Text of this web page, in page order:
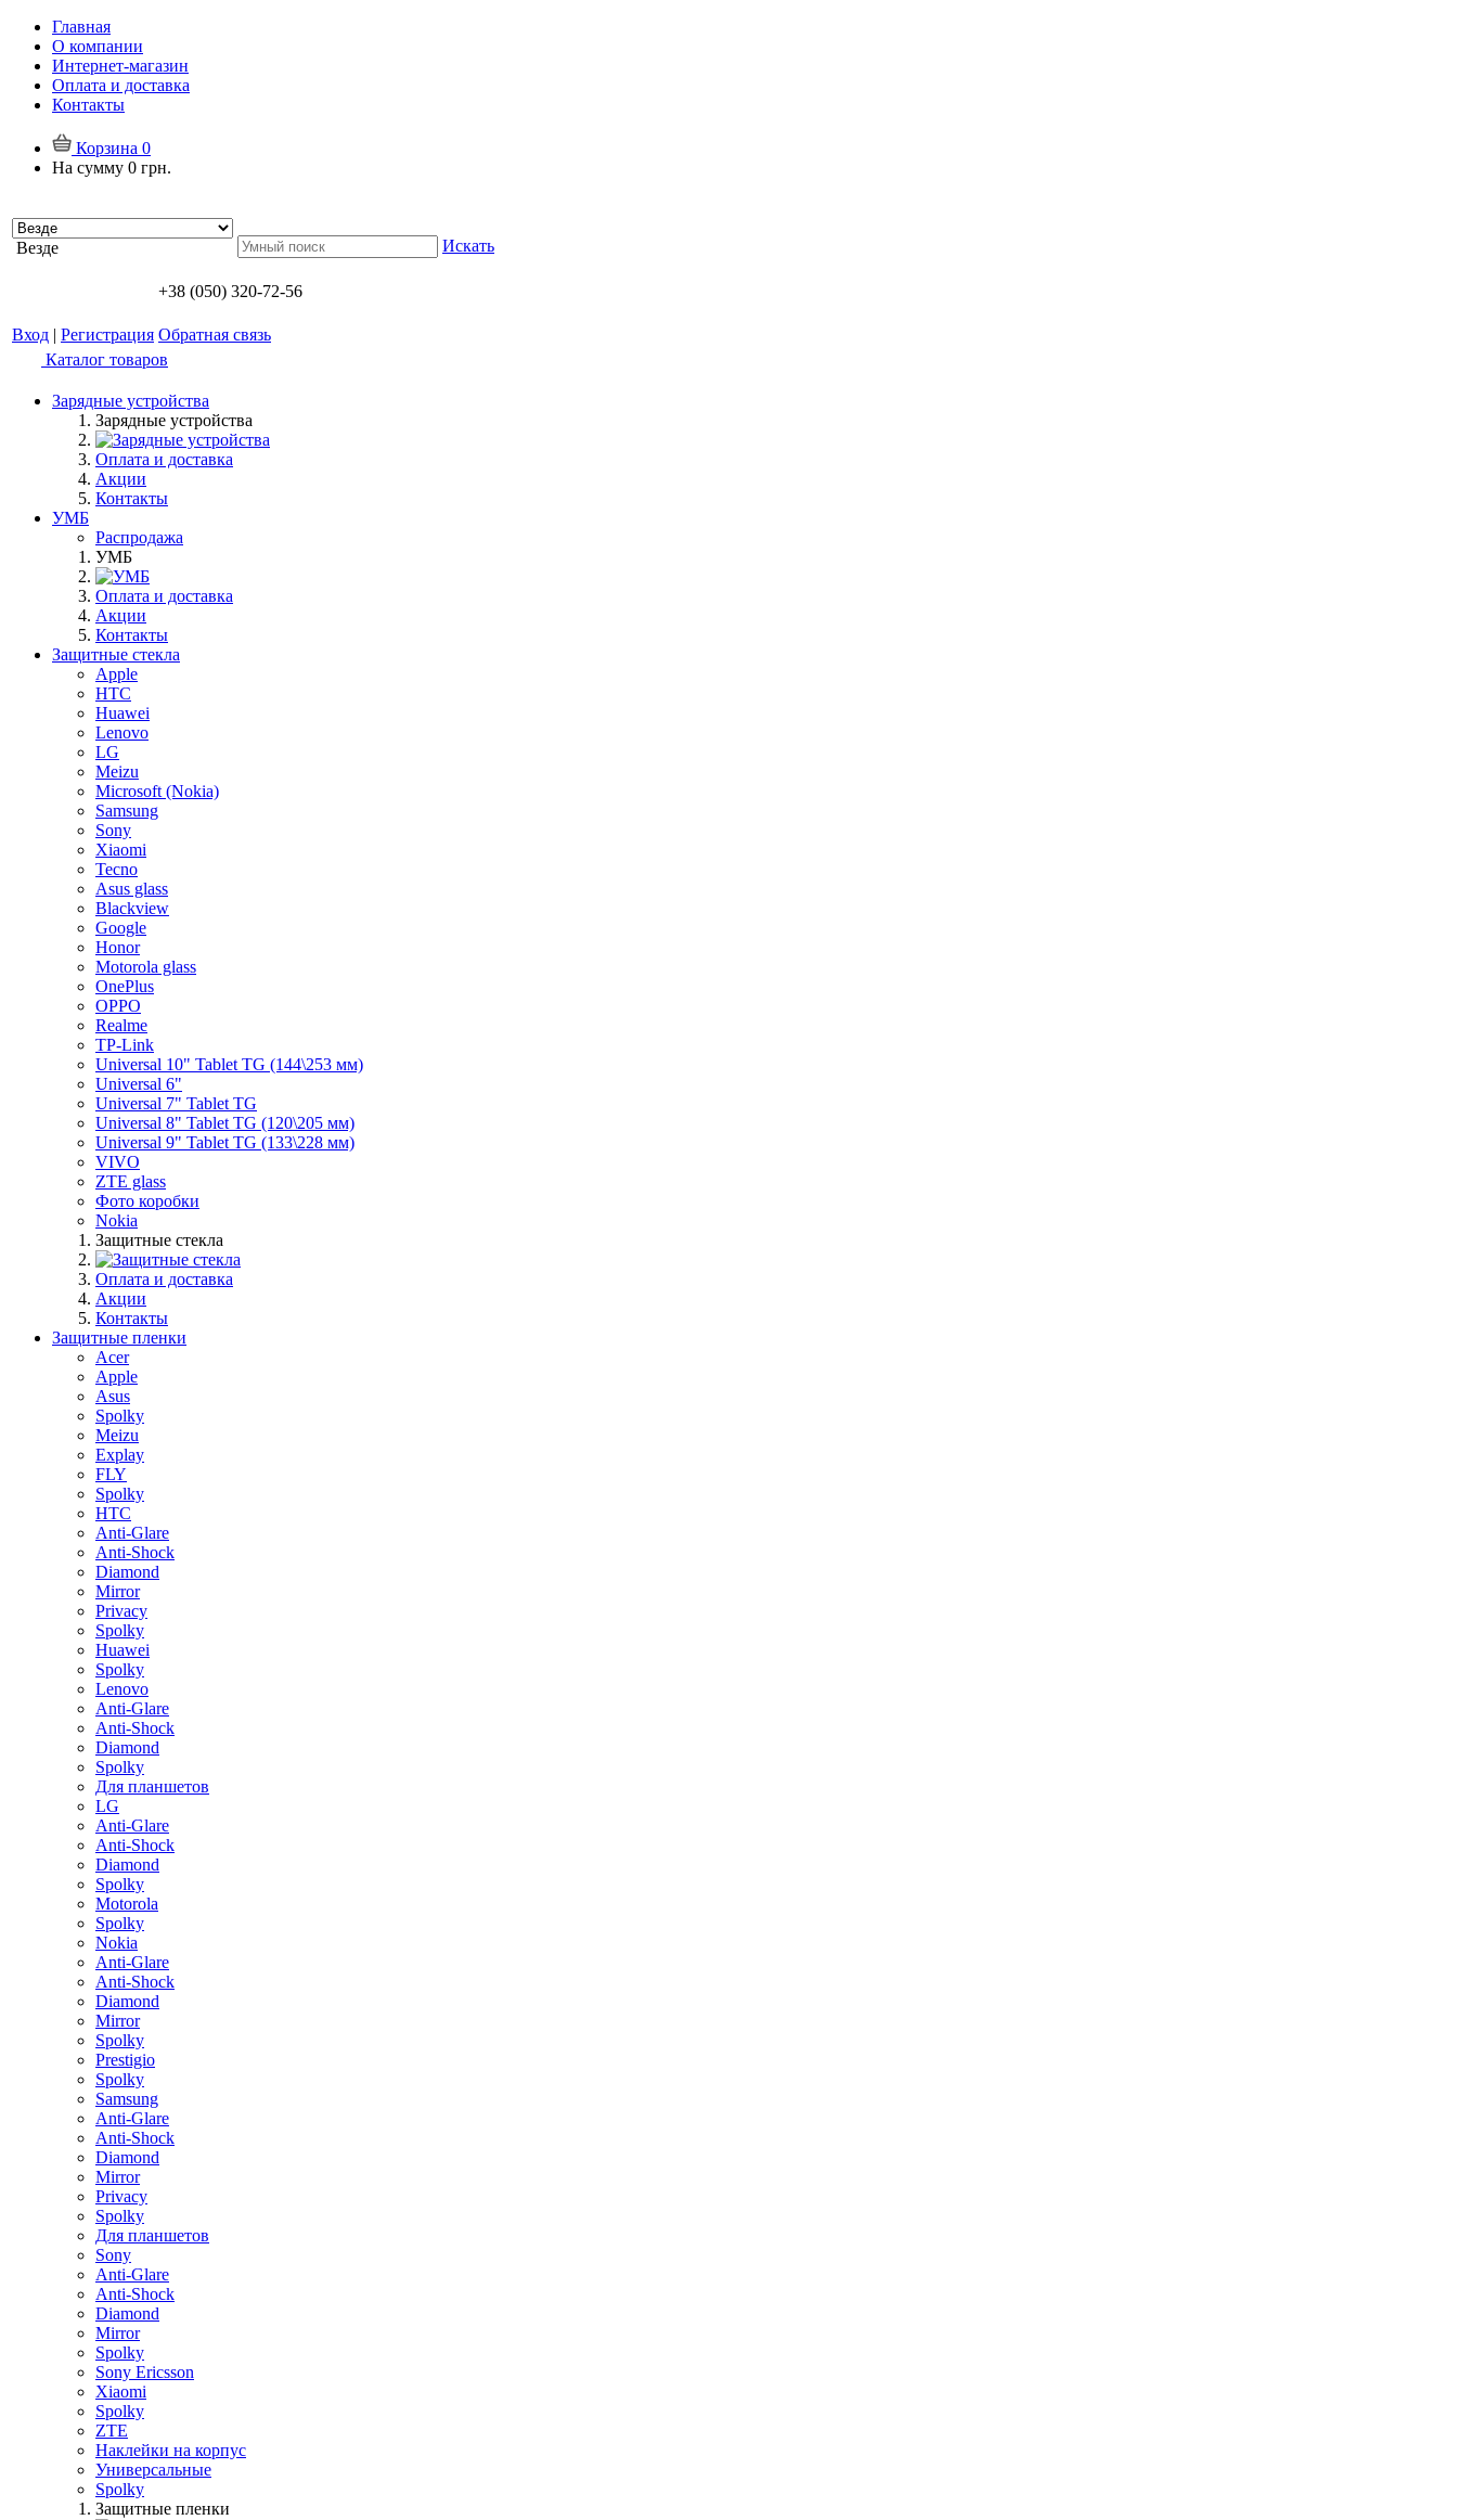
Главная
О компании
Интернет-магазин
Оплата и доставка
Контакты
Корзина 0
На сумму 0 грн.
Везде Искать
+38 (050) 320-72-56
Вход | Регистрация Обратная связь
Каталог товаров
Зарядные устройства
Зарядные устройства
Оплата и доставка
Акции
Контакты
УМБ
Распродажа
УМБ
Оплата и доставка
Акции
Контакты
Защитные стекла
Apple
HTC
Huawei
Lenovo
LG
Meizu
Microsoft (Nokia)
Samsung
Sony
Xiaomi
Tecno
Asus glass
Blackview
Google
Honor
Motorola glass
OnePlus
OPPO
Realme
TP-Link
Universal 10" Tablet TG (144\253 мм)
Universal 6"
Universal 7" Tablet TG
Universal 8" Tablet TG (120\205 мм)
Universal 9" Tablet TG (133\228 мм)
VIVO
ZTE glass
Фото коробки
Nokia
Защитные стекла
Оплата и доставка
Акции
Контакты
Защитные пленки
Acer
Apple
Asus
Spolky
Meizu
Explay
FLY
Spolky
HTC
Anti-Glare
Anti-Shock
Diamond
Mirror
Privacy
Spolky
Huawei
Spolky
Lenovo
Anti-Glare
Anti-Shock
Diamond
Spolky
Для планшетов
LG
Anti-Glare
Anti-Shock
Diamond
Spolky
Motorola
Spolky
Nokia
Anti-Glare
Anti-Shock
Diamond
Mirror
Spolky
Prestigio
Spolky
Samsung
Anti-Glare
Anti-Shock
Diamond
Mirror
Privacy
Spolky
Для планшетов
Sony
Anti-Glare
Anti-Shock
Diamond
Mirror
Spolky
Sony Ericsson
Xiaomi
Spolky
ZTE
Наклейки на корпус
Универсальные
Spolky
Защитные пленки